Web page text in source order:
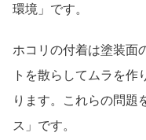
環境」です。
ホコリの付着は塗装面
トを散らしてムラを
ります。これらの問題
ス」です。